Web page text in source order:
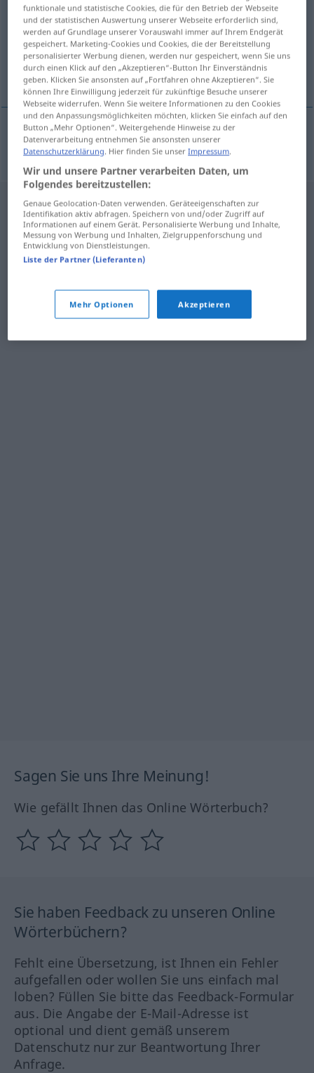
Übersicht aller Übersetzungen
(Für mehr Details die Übersetzung anklicken/antippen)
fehlerhaft, mit Macken
fehlerhaft, mit Macken felerny
Sagen Sie uns Ihre Meinung!
Wie gefällt Ihnen das Online Wörterbuch?
Sie haben Feedback zu unseren Online
Wörterbüchern?
Fehlt eine Übersetzung, ist Ihnen ein Fehler
aufgefallen oder wollen Sie uns einfach mal
loben? Füllen Sie bitte das Feedback-Formular
aus. Die Angabe der E-Mail-Adresse ist
optional und dient gemäß unserem
Datenschutz nur zur Beantwortung Ihrer
Anfrage.
funktionale und statistische Cookies, die für den Betrieb der Webseite
und der statistischen Auswertung unserer Webseite erforderlich sind,
werden auf Grundlage unserer Vorauswahl immer auf Ihrem Endgerät
gespeichert. Marketing-Cookies und Cookies, die der Bereitstellung
personalisierter Werbung dienen, werden nur gespeichert, wenn Sie uns
durch einen Klick auf den „Akzeptieren“-Button Ihr Einverständnis
geben. Klicken Sie ansonsten auf „Fortfahren ohne Akzeptieren“. Sie
können Ihre Einwilligung jederzeit für zukünftige Besuche unserer
Webseite widerrufen. Wenn Sie weitere Informationen zu den Cookies
und den Anpassungsmöglichkeiten möchten, klicken Sie einfach auf den
Button „Mehr Optionen“. Weitergehende Hinweise zu der
Datenverarbeitung entnehmen Sie ansonsten unserer
Datenschutzerklärung. Hier finden Sie unserImpressum.
Wir und unsere Partner verarbeiten Daten, um
Folgendes bereitzustellen:
Genaue Geolocation-Daten verwenden. Geräteeigenschaften zur
Identifikation aktiv abfragen. Speichern von und/oder Zugriff auf
Informationen auf einem Gerät. Personalisierte Werbung und Inhalte,
Messung von Werbung und Inhalten, Zielgruppenforschung und
Entwicklung von Dienstleistungen.
Liste der Partner (Lieferanten)
Mehr Optionen Akzeptieren